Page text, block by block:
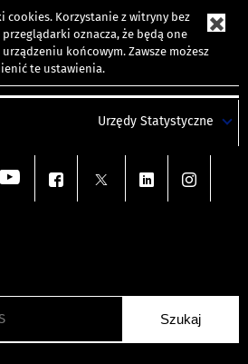
cookies. Korzystanie z witryny bez
oznacza, że będą one
końcowym. Zawsze możesz
te ustawienia.
Urzędy Statystyczne